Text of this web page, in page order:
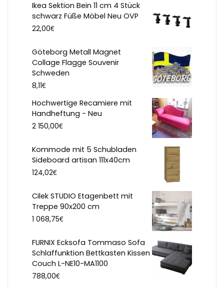
Ikea Sektion Bein 11 cm 4 Stück
schwarz Füße Möbel Neu OVP
22,00€
Göteborg Metall Magnet
Collage Flagge Souvenir
Schweden
8,11€
Hochwertige Recamiere mit
Handheftung - Neu
2 150,00€
Kommode mit 5 Schubladen
Sideboard artisan 111x40cm
124,02€
Cilek STUDIO Etagenbett mit
Treppe 90x200 cm
1 068,75€
FURNIX Ecksofa Tommaso Sofa
Schlaffunktion Bettkasten Kissen
Couch L-NE10-MA1100
788,00€